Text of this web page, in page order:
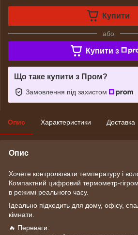
Купити
або
Купити з
Що таке купити з Пром?
Замовлення під захистом
Опис Характеристики Доставка
Опис
Хочете контролювати температуру і
Компактний цифровий термометр-
в режимі реального часу.
Ідеально підходить для дому, офісу,
кімнати.
🔥 Переваги: